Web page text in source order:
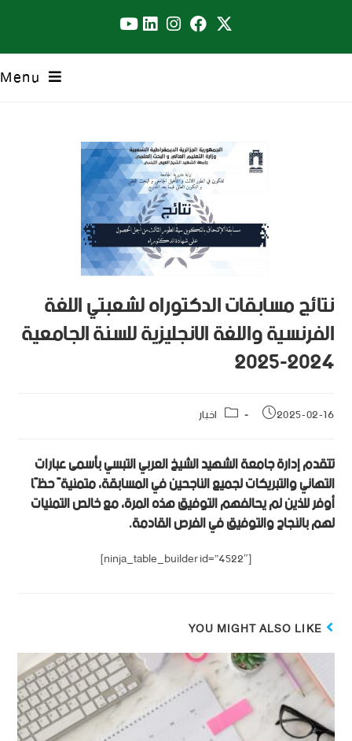
Menu
نتائج مسابقات الدكتوراه لشعبتي اللغة
الفرنسية واللغة الانجليزية للسنة الجامعية
2024-2025
2025-02-16 اخبار
تتقدم إدارة جامعة الشهيد الشيخ العربي التبسي بأسمى عبارات
التهاني والتبريكات لجميع الناجحين في المسابقة، متمنيةً حظًا
أوفر للذين لم يحالفهم التوفيق هذه المرة، مع خالص التمنيات
لهم بالنجاح والتوفيق في الفرص القادمة.
[ninja_table_builder id=”4522″]
YOU MIGHT ALSO LIKE